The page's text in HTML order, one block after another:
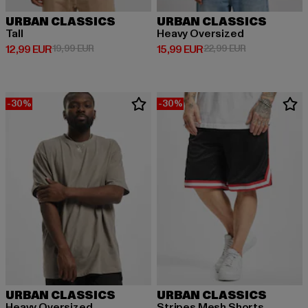
URBAN CLASSICS
Tall
12,99 EUR
Derzeitiger Preis: 12,99 EUR
19,99 EURAktionspreis: 19,99 EUR
URBAN CLASSICS
Heavy Oversized
15,99 EUR
Derzeitiger Preis: 15,99 EUR
22,99 EURAktionspreis:
-30%
URBAN CLASSICS
-30%
URBAN CLASSICS